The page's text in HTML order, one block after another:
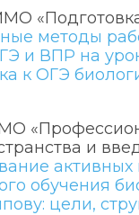
методы
и ВПР на
к ОГЭ
и
обучения
цели,